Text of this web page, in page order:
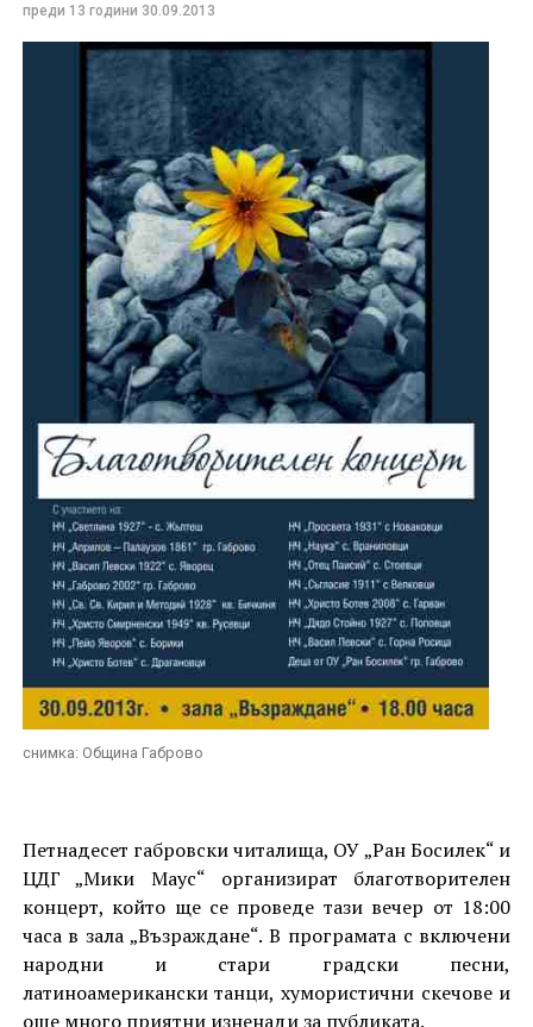
преди 13 години 30.09.2013
снимка: Община Габрово
Петнадесет габровски читалища, ОУ „Ран Босилек“ и
ЦДГ „Мики Маус“ организират благотворителен
концерт, който ще се проведе тази вечер от 18:00
часа в зала „Възраждане“. В програмата с включени
народни и стари градски песни,
латиноамерикански танци, хумористични скечове и
още много приятни изненади за публиката.